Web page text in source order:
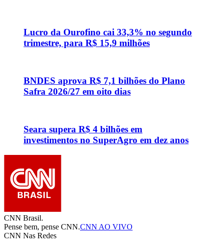
Lucro da Ourofino cai 33,3% no segundo
trimestre, para R$ 15,9 milhões
BNDES aprova R$ 7,1 bilhões do Plano
Safra 2026/27 em oito dias
Seara supera R$ 4 bilhões em
investimentos no SuperAgro em dez anos
CNN Brasil.
Pense bem, pense CNN.CNN AO VIVO
CNN Nas Redes